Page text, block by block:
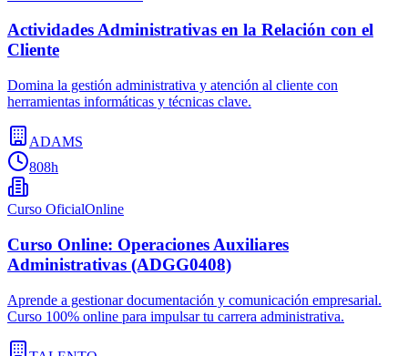
Actividades Administrativas en la Relación con el
Cliente
Domina la gestión administrativa y atención al cliente con
herramientas informáticas y técnicas clave.
ADAMS
808h
Curso OficialOnline
Curso Online: Operaciones Auxiliares
Administrativas (ADGG0408)
Aprende a gestionar documentación y comunicación empresarial.
Curso 100% online para impulsar tu carrera administrativa.